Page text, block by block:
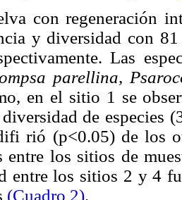
con regeneración
y diversidad con
Las
parellina,
en el sitio 1 se
de especies
rió (p<0.05) de los
entre los sitios de
entre los sitios 2 y 4
(Cuadro 2).